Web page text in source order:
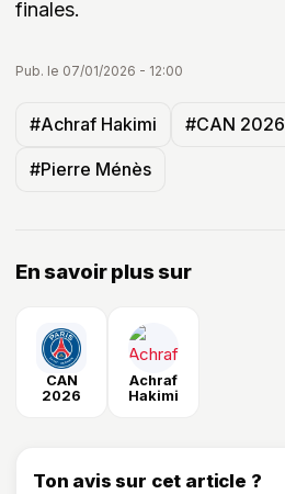
finales.
Pub. le 07/01/2026 - 12:00
#Achraf Hakimi #CAN 2026
#Pierre Ménès
En savoir plus sur
CAN
2026
Achraf
Hakimi
Ton avis sur cet article ?